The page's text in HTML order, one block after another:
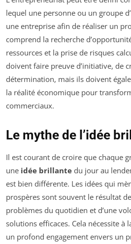
lequel une personne ou un groupe
une entreprise afin de réaliser un
comprend la recherche
ressources et la prise de risques
doivent faire preuve d’initiative, de
détermination, mais ils doivent
la réalité économique pour
commerciaux.
Le mythe de l’idée
Il est courant de croire que chaque
une idée brillante du jour au
est bien différente. Les idées qui
prospères sont souvent le résultat
problèmes du quotidien et d’une
solutions efficaces. Cela nécessite à
un profond engagement envers un